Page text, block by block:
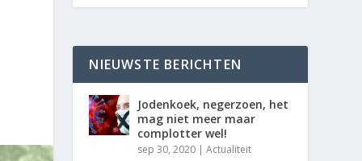
NIEUWSTE BERICHTEN
Jodenkoek, negerzoen, het
mag niet meer maar
complotter wel!
sep 30, 2020 |Actualiteit